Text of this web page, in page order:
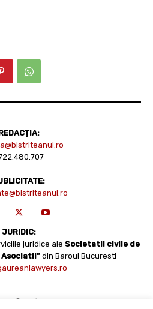
JURIDIC:
juridice ale Societatii civile de
Asociatii” din Baroul Bucuresti